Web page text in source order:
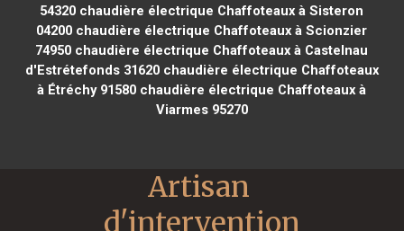
54320 chaudière électrique Chaffoteaux à Sisteron
04200 chaudière électrique Chaffoteaux à Scionzier
74950 chaudière électrique Chaffoteaux à Castelnau
d'Estrétefonds 31620chaudière électrique Chaffoteaux
à Étréchy 91580 chaudière électrique Chaffoteaux à
Viarmes 95270
Artisan
d'intervention